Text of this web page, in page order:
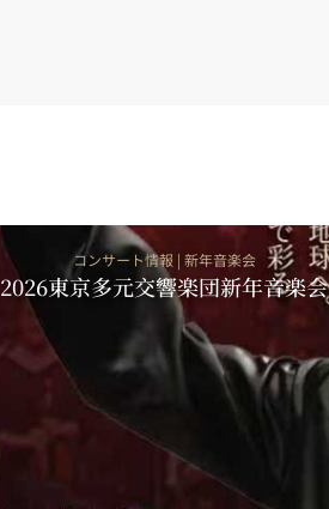
コンサート情報 | 新年音楽会
2026東京多元交響楽団新年音楽会